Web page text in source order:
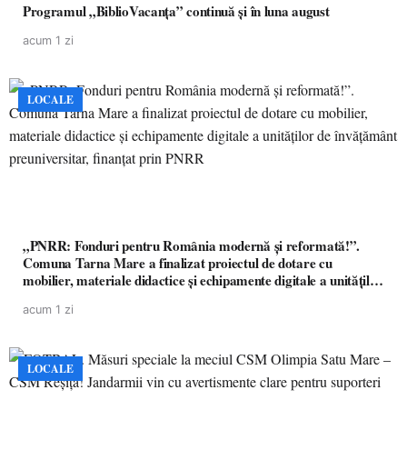
Programul „BiblioVacanța” continuă și în luna august
acum 1 zi
LOCALE
„PNRR: Fonduri pentru România modernă și reformată!”.
Comuna Tarna Mare a finalizat proiectul de dotare cu
mobilier, materiale didactice și echipamente digitale a unităților
acum 1 zi
LOCALE